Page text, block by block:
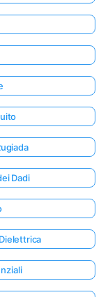
Dadi